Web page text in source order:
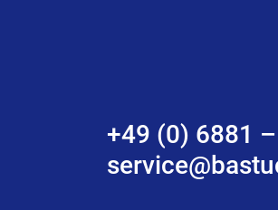
+49 (0) 6881